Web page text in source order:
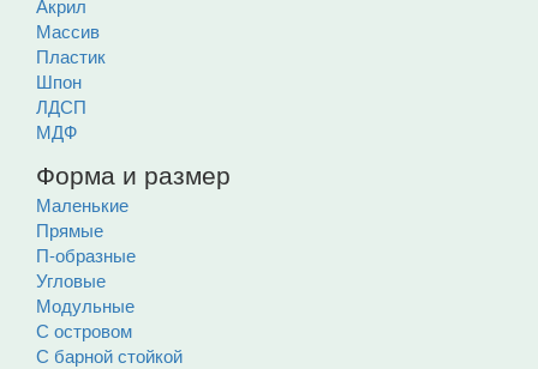
Акрил
Массив
Пластик
Шпон
ЛДСП
МДФ
Форма и размер
Маленькие
Прямые
П-образные
Угловые
Модульные
С островом
С барной стойкой